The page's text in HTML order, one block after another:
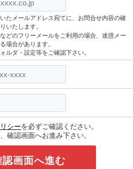
たメールアドレス宛てに、お問合せ内容の確
いたします。
どのフリーメールをご利用の場合、迷惑メー
場合があります。
ルダ・設定等をご確認下さい。
シーを必ずご確認ください。
確認画面へお進み下さい。
認画面へ進む